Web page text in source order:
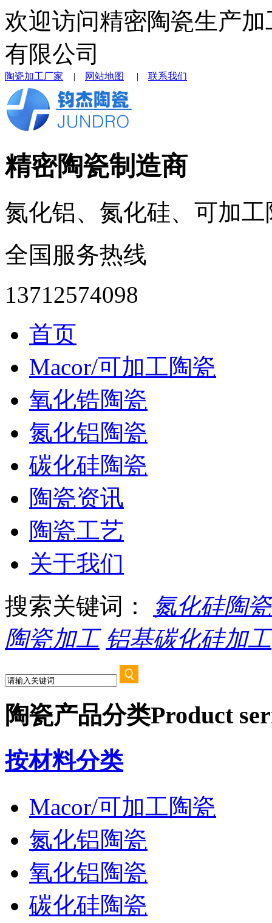
欢迎访问精密陶瓷生产
有限公司
陶瓷加工厂家 | 网站地图 | 联系我们
精密陶瓷制造商
氮化铝、氮化硅、可加
全国服务热线
13712574098
首页
Macor/可加工陶瓷
氧化锆陶瓷
氮化铝陶瓷
碳化硅陶瓷
陶瓷资讯
陶瓷工艺
关于我们
搜索关键词：
氮化硅陶
陶瓷加工 铝基碳化硅加工
陶瓷产品分类Product
按材料分类
Macor/可加工陶瓷
氮化铝陶瓷
氧化铝陶瓷
碳化硅陶瓷